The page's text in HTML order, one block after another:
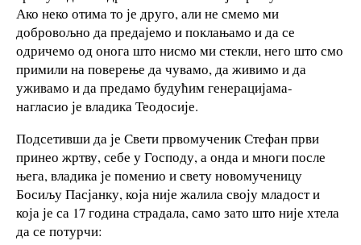
Ако неко отима то је друго, али не смемо ми
добровољно да предајемо и поклањамо и да се
одричемо од онога што нисмо ми стекли, него што смо
примили на поверење да чувамо, да живимо и да
уживамо и да предамо будућим генерацијама-
нагласио је владика Теодосије.
Подсетивши да је Свети првомученик Стефан први
принео жртву, себе у Господу, а онда и многи после
њега, владика је поменио и свету новомученицу
Босиљу Пасјанку, која није жалила своју младост и
која је са 17 година страдала, само зато што није хтела
да се потурчи: